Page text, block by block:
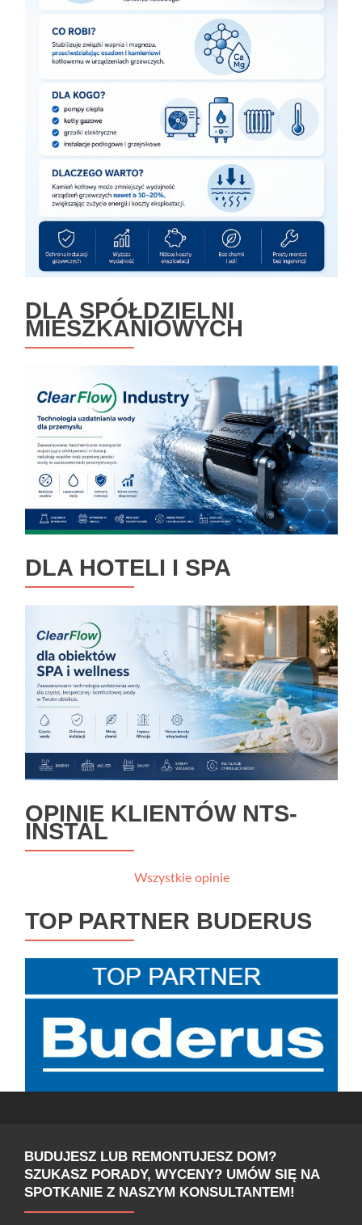
DLA SPÓŁDZIELNI
MIESZKANIOWYCH
DLA HOTELI I SPA
OPINIE KLIENTÓW NTS-
INSTAL
Wszystkie opinie
TOP PARTNER BUDERUS
BUDUJESZ LUB REMONTUJESZ DOM?
SZUKASZ PORADY, WYCENY? UMÓW SIĘ NA
SPOTKANIE Z NASZYM KONSULTANTEM!